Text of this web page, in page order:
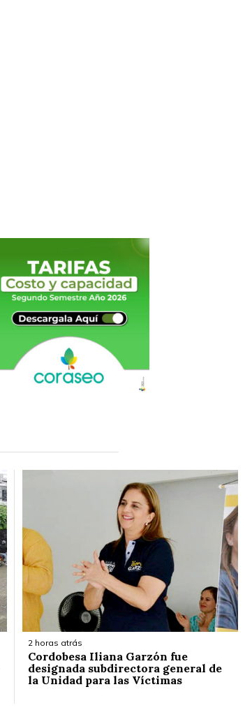
2 horas atrás
Cordobesa Iliana Garzón fue
designada subdirectora general de
la Unidad para las Víctimas